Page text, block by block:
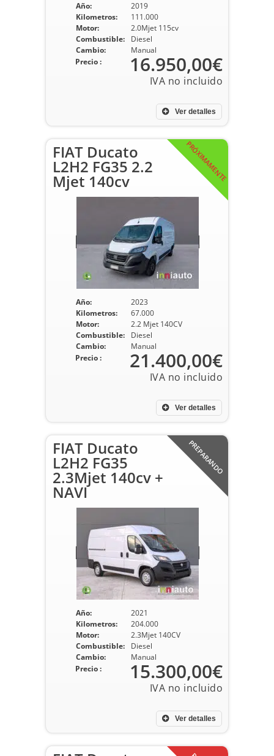
Año:
2019
Kilometros:
111.000
Motor:
2.0Mjet 115cv
Combustible:
Diesel
Cambio:
Manual
Ver detalles
Precio : 16.950,00€
PRÓXIMAMENTE
FIAT Ducato
L2H2 FG35 2.2
Mjet 140cv
Año:
2023
Kilometros:
67.000
Motor:
2.2 Mjet 140CV
Combustible:
Diesel
Cambio:
Manual
Ver detalles
Precio : 21.400,00€
PREPARANDO
FIAT Ducato
L2H2 FG35
2.3Mjet 140cv +
NAVI
Año:
2021
Kilometros:
204.000
Motor:
2.3Mjet 140CV
Combustible:
Diesel
Cambio:
Manual
Ver detalles
Precio : 15.300,00€